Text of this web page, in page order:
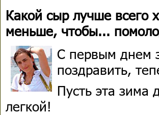
Какой сыр лучше всего
меньше, чтобы...
С первым днем
поздравить,
Пусть эта зима
легкой!